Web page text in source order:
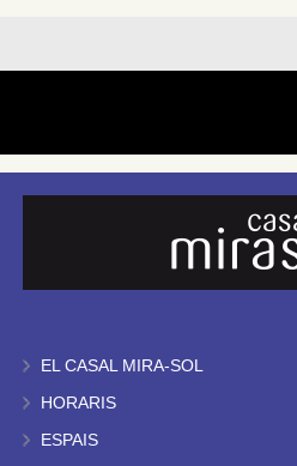
EL CASAL MIRA-SOL
HORARIS
ESPAIS